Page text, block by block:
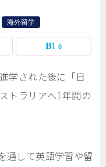
海外留学
0
学された後に「日
トラリアへ1年間の
通して英語学習や留